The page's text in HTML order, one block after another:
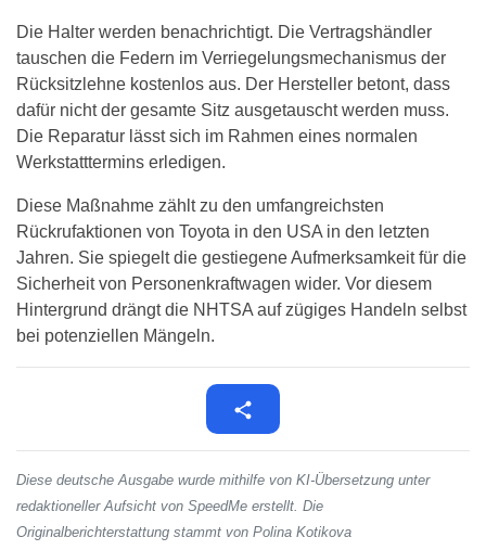
Die Halter werden benachrichtigt. Die Vertragshändler
tauschen die Federn im Verriegelungsmechanismus der
Rücksitzlehne kostenlos aus. Der Hersteller betont, dass
dafür nicht der gesamte Sitz ausgetauscht werden muss.
Die Reparatur lässt sich im Rahmen eines normalen
Werkstatttermins erledigen.
Diese Maßnahme zählt zu den umfangreichsten
Rückrufaktionen von Toyota in den USA in den letzten
Jahren. Sie spiegelt die gestiegene Aufmerksamkeit für die
Sicherheit von Personenkraftwagen wider. Vor diesem
Hintergrund drängt die NHTSA auf zügiges Handeln selbst
bei potenziellen Mängeln.
Diese deutsche Ausgabe wurde mithilfe von KI-Übersetzung unter
redaktioneller Aufsicht von SpeedMe erstellt. Die
Originalberichterstattung stammt von Polina Kotikova